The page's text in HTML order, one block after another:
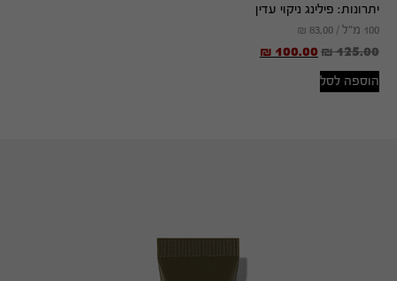
יתרונות: פילינג ניקוי עדין
100 מ"ל / ₪ 83.00
₪125.00
₪ 100.00
הוספה לסל